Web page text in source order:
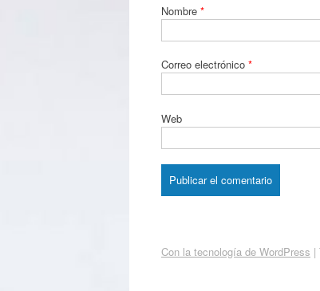
Nombre *
Correo electrónico *
Web
Con la tecnología de WordPress |